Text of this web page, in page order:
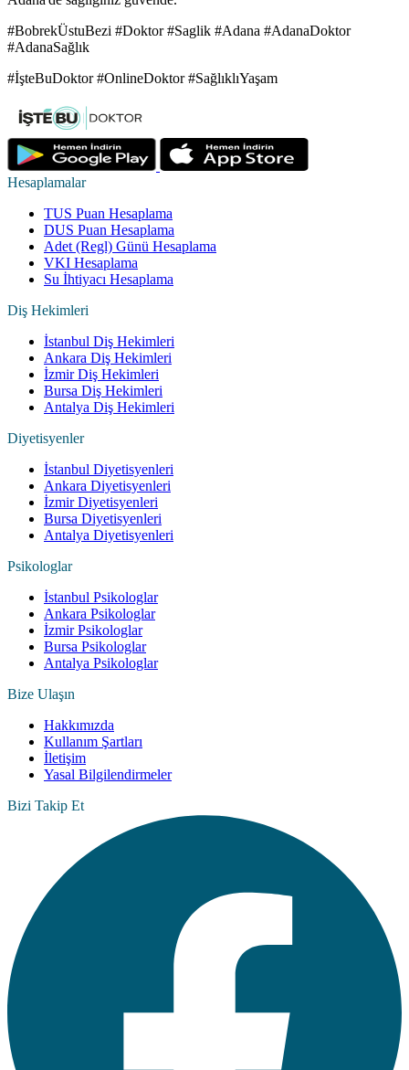
#BobrekÜstuBezi #Doktor #Saglik #Adana #AdanaDoktor
#AdanaSağlık
#İşteBuDoktor #OnlineDoktor #SağlıklıYaşam
Hesaplamalar
TUS Puan Hesaplama
DUS Puan Hesaplama
Adet (Regl) Günü Hesaplama
VKI Hesaplama
Su İhtiyacı Hesaplama
Diş Hekimleri
İstanbul Diş Hekimleri
Ankara Diş Hekimleri
İzmir Diş Hekimleri
Bursa Diş Hekimleri
Antalya Diş Hekimleri
Diyetisyenler
İstanbul Diyetisyenleri
Ankara Diyetisyenleri
İzmir Diyetisyenleri
Bursa Diyetisyenleri
Antalya Diyetisyenleri
Psikologlar
İstanbul Psikologlar
Ankara Psikologlar
İzmir Psikologlar
Bursa Psikologlar
Antalya Psikologlar
Bize Ulaşın
Hakkımızda
Kullanım Şartları
İletişim
Yasal Bilgilendirmeler
Bizi Takip Et